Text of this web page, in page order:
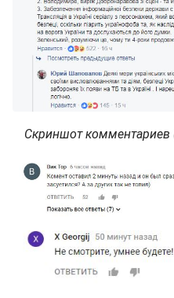
Скриншот комментариев